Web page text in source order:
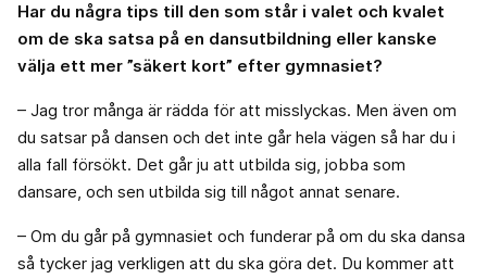
Har du några tips till den som står i valet och kvalet
om de ska satsa på en dansutbildning eller kanske
välja ett mer ”säkert kort” efter gymnasiet?
– Jag tror många är rädda för att misslyckas. Men även om
du satsar på dansen och det inte går hela vägen så har du i
alla fall försökt. Det går ju att utbilda sig, jobba som
dansare, och sen utbilda sig till något annat senare.
– Om du går på gymnasiet och funderar på om du ska dansa
så tycker jag verkligen att du ska göra det. Du kommer att